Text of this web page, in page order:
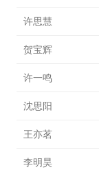
许思慧
贺宝辉
许一鸣
沈思阳
王亦茗
李明昊